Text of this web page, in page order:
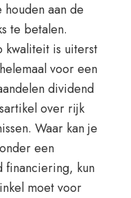
houden aan de
te betalen.
kwaliteit is uiterst
voor een
dividend
over rijk
Waar kan je
een
financiering, kun
moet voor